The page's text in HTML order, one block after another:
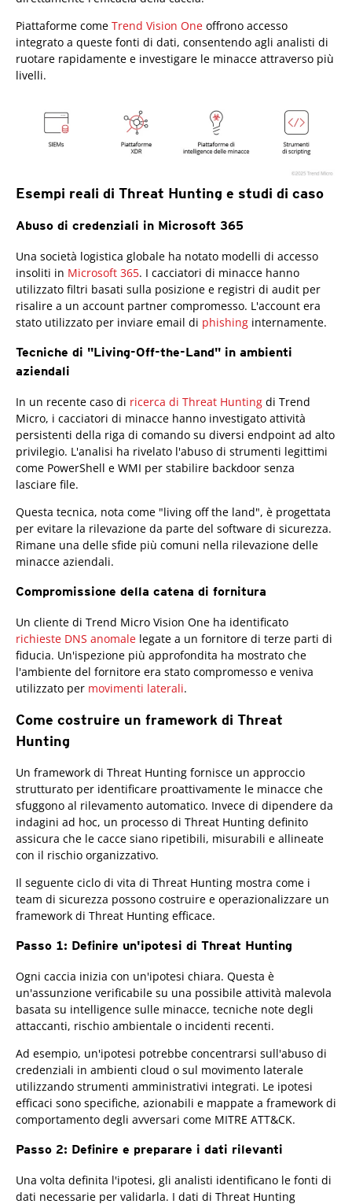
Piattaforme come Trend Vision One offrono accesso
integrato a queste fonti di dati, consentendo agli analisti di
ruotare rapidamente e investigare le minacce attraverso più
livelli.
Esempi reali di Threat Hunting e studi di caso
Abuso di credenziali in Microsoft 365
Una società logistica globale ha notato modelli di accesso
insoliti in Microsoft 365. I cacciatori di minacce hanno
utilizzato filtri basati sulla posizione e registri di audit per
risalire a un account partner compromesso. L'account era
stato utilizzato per inviare email di phishing internamente.
Tecniche di "Living-Off-the-Land" in ambienti
aziendali
In un recente caso di ricerca di Threat Hunting
News Article
di Trend
Micro, i cacciatori di minacce hanno investigato attività
persistenti della riga di comando su diversi endpoint ad alto
privilegio. L'analisi ha rivelato l'abuso di strumenti legittimi
come PowerShell e WMI per stabilire backdoor senza
lasciare file.
Questa tecnica, nota come "living off the land", è progettata
per evitare la rilevazione da parte del software di sicurezza.
Rimane una delle sfide più comuni nella rilevazione delle
minacce aziendali.
Compromissione della catena di fornitura
Un cliente di Trend Micro Vision One ha identificato
richieste DNS anomale legate a un fornitore di terze parti di
fiducia. Un'ispezione più approfondita ha mostrato che
l'ambiente del fornitore era stato compromesso e veniva
utilizzato per movimenti laterali.
Come costruire un framework di Threat
Hunting
Un framework di Threat Hunting fornisce un approccio
strutturato per identificare proattivamente le minacce che
sfuggono al rilevamento automatico. Invece di dipendere da
indagini ad hoc, un processo di Threat Hunting definito
assicura che le cacce siano ripetibili, misurabili e allineate
con il rischio organizzativo.
Il seguente ciclo di vita di Threat Hunting mostra come i
team di sicurezza possono costruire e operazionalizzare un
framework di Threat Hunting efficace.
Passo 1: Definire un'ipotesi di Threat Hunting
Ogni caccia inizia con un'ipotesi chiara. Questa è
un'assunzione verificabile su una possibile attività malevola
basata su intelligence sulle minacce, tecniche note degli
attaccanti, rischio ambientale o incidenti recenti.
Ad esempio, un'ipotesi potrebbe concentrarsi sull'abuso di
credenziali in ambienti cloud o sul movimento laterale
utilizzando strumenti amministrativi integrati. Le ipotesi
efficaci sono specifiche, azionabili e mappate a framework di
comportamento degli avversari come MITRE ATT&CK.
Passo 2: Definire e preparare i dati rilevanti
Una volta definita l'ipotesi, gli analisti identificano le fonti di
dati necessarie per validarla. I dati di Threat Hunting